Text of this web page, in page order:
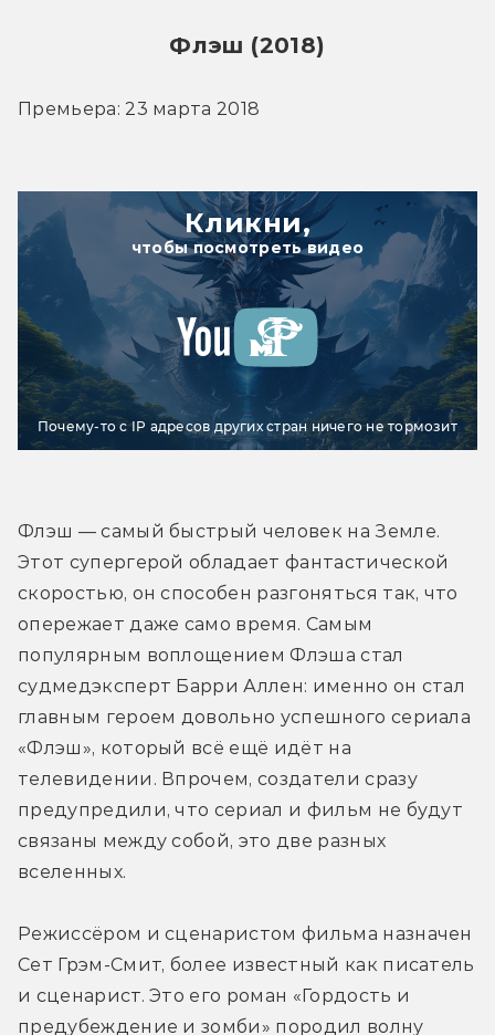
Флэш (2018)
Премьера: 23 марта 2018
Кликни,
чтобы посмотреть видео
Почему-то с IP адресов других стран ничего не тормозит
Флэш — самый быстрый человек на Земле.
Этот супергерой обладает фантастической
скоростью, он способен разгоняться так, что
опережает даже само время. Самым
популярным воплощением Флэша стал
судмедэксперт Барри Аллен: именно он стал
главным героем довольно успешного сериала
«Флэш», который всё ещё идёт на
телевидении. Впрочем, создатели сразу
предупредили, что сериал и фильм не будут
связаны между собой, это две разных
вселенных.
Режиссёром и сценаристом фильма назначен
Сет Грэм-Смит, более известный как писатель
и сценарист. Это его роман «Гордость и
предубеждение и зомби» породил волну